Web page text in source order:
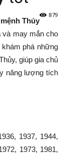
879
Thủy
và may mắn cho
phá những
giúp gia chủ
năng lượng tích
1937, 1944,
1973, 1981,